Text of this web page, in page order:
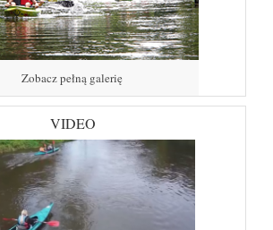
Zobacz pełną galerię
VIDEO